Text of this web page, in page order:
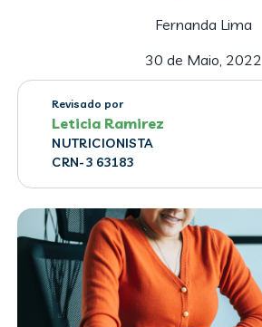
Fernanda Lima
30 de Maio, 2022
Revisado por
Leticia Ramirez
NUTRICIONISTA
CRN-3 63183